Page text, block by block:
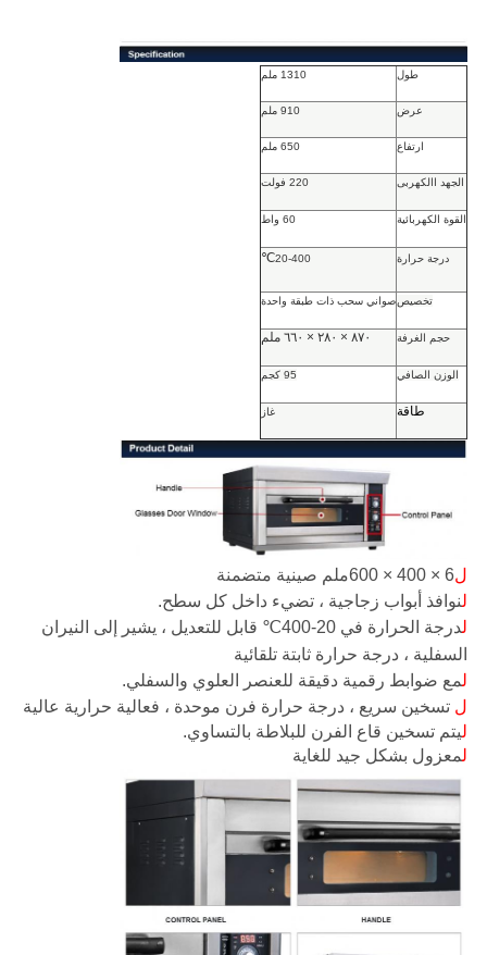
طول 1310 ملم
عرض 910 ملم
ارتفاع 650 ملم
الجهد االكهربى 220 فولت
القوة الكهربائية 60 واط
درجة حرارة 20-400
℃
تخصيصصواني سحب ذات طبقة واحدة
حجم الغرفة ٨٧٠ × ٢٨٠ × ٦٦٠ ملم
الوزن الصافي 95 كجم
طاقة غاز
ل6 × 400 × 600
ملم صينية متضمنة
لنوافذ أبواب زجاجية ، تضيء داخل كل سطح.
لدرجة الحرارة في 20-400 ℃ قابل للتعديل ، يشير إلى النيران
السفلية ، درجة حرارة ثابتة تلقائية
لمع ضوابط رقمية دقيقة للعنصر العلوي والسفلي.
ل تسخين سريع ، درجة حرارة فرن موحدة ، فعالية حرارية عالية
ليتم تسخين قاع الفرن للبلاطة بالتساوي.
لمعزول بشكل جيد للغاية